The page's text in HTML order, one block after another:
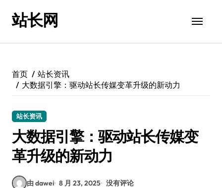
站长网
首页
站长资讯
大数据引擎：驱动站长传媒变革升级的新动力
站长资讯
大数据引擎：驱动站长传媒变
革升级的新动力
由 dawei 8 月 23, 2025 没有评论